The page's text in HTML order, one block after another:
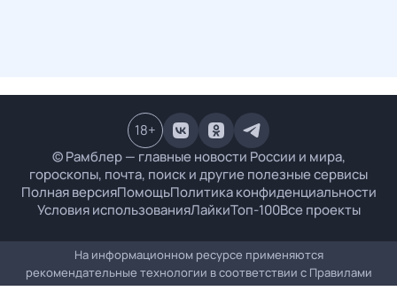
© Рамблер — главные новости России и мира,
гороскопы, почта, поиск и другие полезные сервисы
Полная версияПомощьПолитика конфиденциальности
Условия использованияЛайкиТоп-100Все проекты
18+
На информационном ресурсе применяются
рекомендательные технологии в соответствии с Правилами